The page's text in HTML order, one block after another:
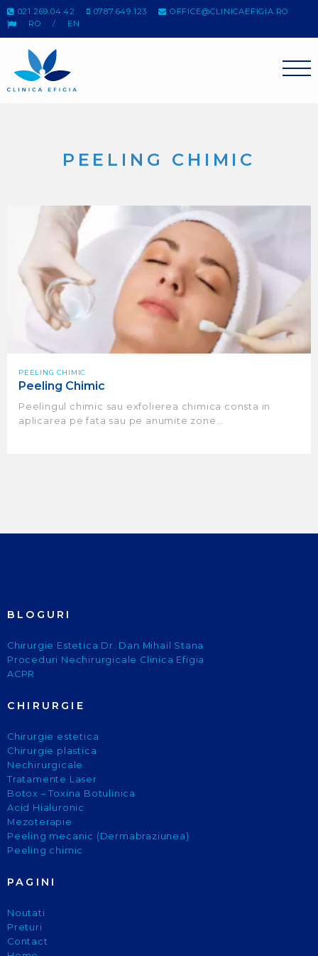
021.269.04.42 0787.649.123
OFFICE@CLINICAEFIGIA.RO
RO
EN
PEELING CHIMIC
PEELING CHIMIC
Peeling Chimic
Peelingul chimic sau exfolierea chimica consta in
aplicarea pe fata sau pe anumite zone…
BLOGURI
Chirurgie Estetica Dr. Dan Mihail Stana
Proceduri Nechirurgicale Clinica Efigia
ACPR
CHIRURGIE
Chirurgie estetica
Chirurgie plastica
Nechirurgicale
Tratamente Laser
Botox – Toxina Botulinica
Acid Hialuronic
Mezoterapie
Peeling mecanic (Dermabraziunea)
Peeling chimic
PAGINI
Noutati
Preturi
Contact